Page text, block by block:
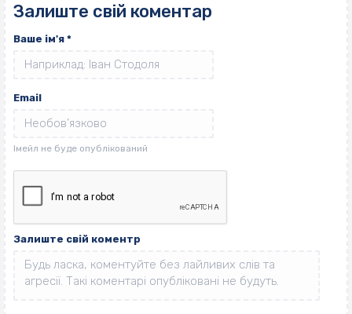
Залиште свій коментар
Ваше ім'я *
Email
Залиште свій коментр